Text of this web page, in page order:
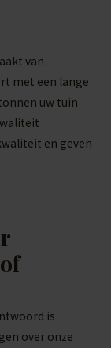
van
met een lange
uw tuin
en geven
is
over onze